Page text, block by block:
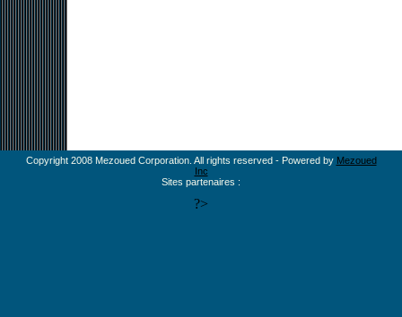
Copyright 2008 Mezoued Corporation. All rights reserved - Powered by Mezoued
Inc
Sites partenaires :
?>